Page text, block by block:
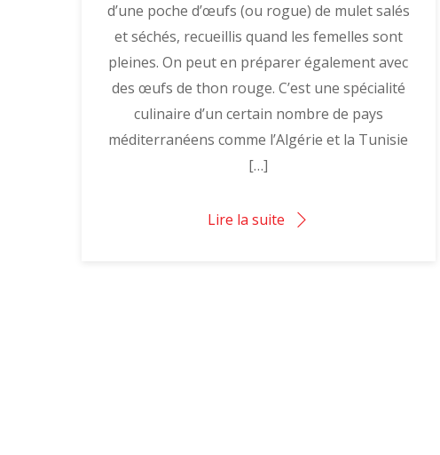
d’une poche d’œufs (ou rogue) de mulet salés
et séchés, recueillis quand les femelles sont
pleines. On peut en préparer également avec
des œufs de thon rouge. C’est une spécialité
culinaire d’un certain nombre de pays
méditerranéens comme l’Algérie et la Tunisie
[…]
Lire la suite